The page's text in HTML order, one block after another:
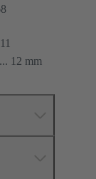
12 mm